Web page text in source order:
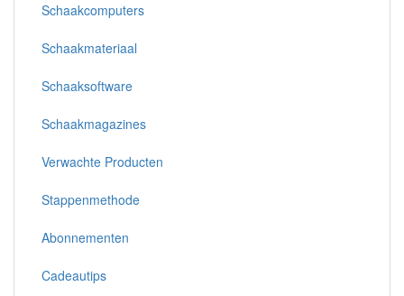
Schaakcomputers
Schaakmateriaal
Schaaksoftware
Schaakmagazines
Verwachte Producten
Stappenmethode
Abonnementen
Cadeautips